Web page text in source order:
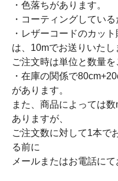
・色落ちがあります。
・コーティングしてい
・レザーコードのカッ
は、10mでお送りいたし
ご注文時は単位と数量を
・在庫の関係で
があります。
また、商品によっては
ありますが、
ご注文数に対して1本で
る前に
メールまたはお電話に